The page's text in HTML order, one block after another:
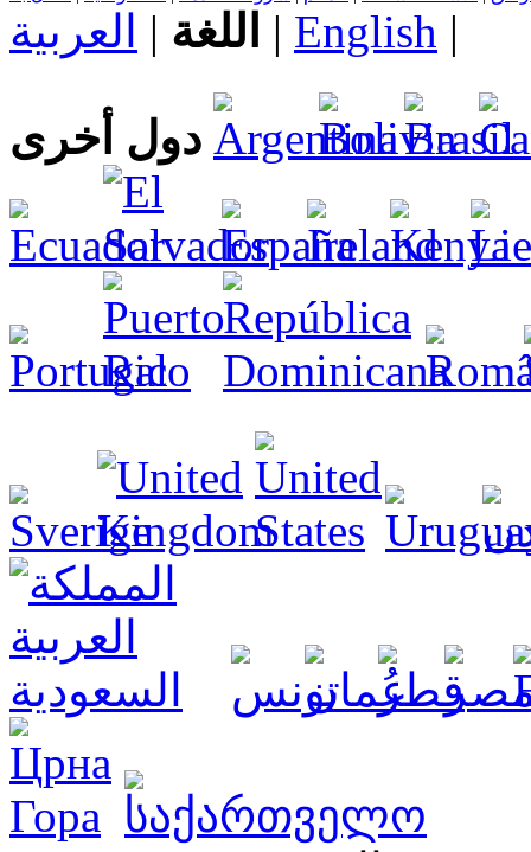
اللغة | العربية | English |
دول أخرى